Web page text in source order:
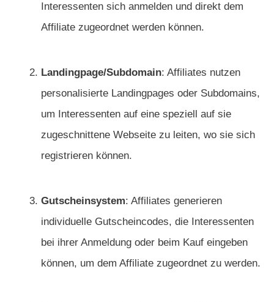
Interessenten sich anmelden und direkt dem
Affiliate zugeordnet werden können.
Landingpage/Subdomain: Affiliates nutzen
personalisierte Landingpages oder Subdomains,
um Interessenten auf eine speziell auf sie
zugeschnittene Webseite zu leiten, wo sie sich
registrieren können.
Gutscheinsystem: Affiliates generieren
individuelle Gutscheincodes, die Interessenten
bei ihrer Anmeldung oder beim Kauf eingeben
können, um dem Affiliate zugeordnet zu werden.